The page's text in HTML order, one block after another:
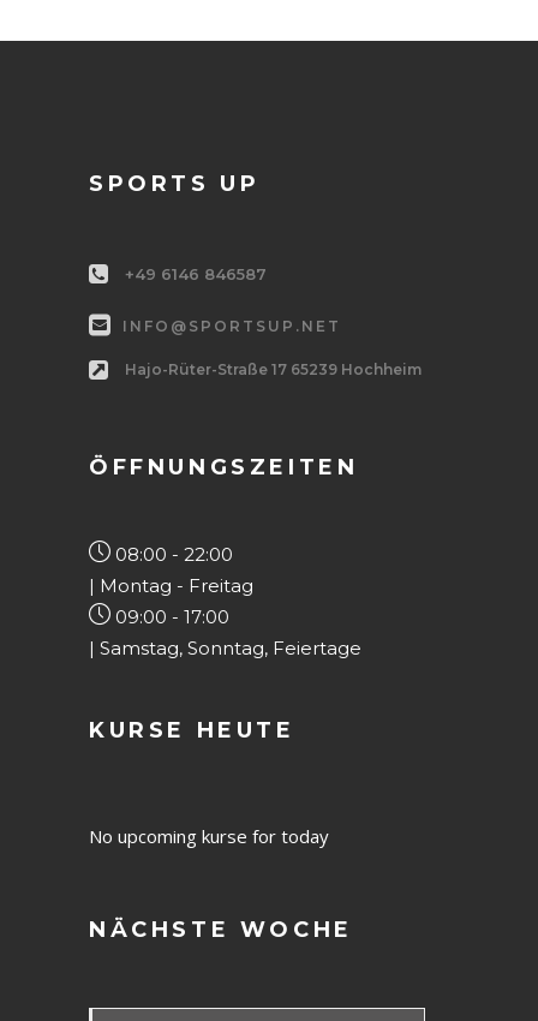
SPORTS UP
+49 6146 846587
INFO@SPORTSUP.NET
Hajo-Rüter-Straße 17 65239 Hochheim
ÖFFNUNGSZEITEN
08:00 - 22:00
| Montag - Freitag
09:00 - 17:00
| Samstag, Sonntag, Feiertage
KURSE HEUTE
No upcoming kurse for today
NÄCHSTE WOCHE